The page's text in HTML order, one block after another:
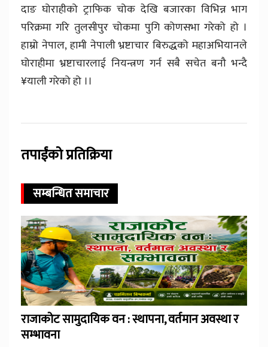
दाङ घोराहीको ट्राफिक चोक देखि बजारका विभिन्न भाग
परिक्रमा गरि तुलसीपुर चोकमा पुगि कोणसभा गरेको हो ।
हाम्रो नेपाल, हामी नेपाली भ्रष्टाचार बिरुद्धको महाअभियानले
घोराहीमा भ्रष्टाचारलाई नियन्त्रण गर्न सबै सचेत बनौ भन्दै
¥याली गरेको हो ।।
तपाईंको प्रतिक्रिया
सम्बन्धित समाचार
राजाकोट सामुदायिक वन : स्थापना, वर्तमान अवस्था र
सम्भावना